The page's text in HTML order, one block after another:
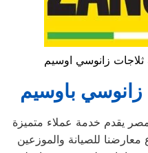
ثلاجات زانوسي اوسيم
باوسيم
يقدم خدمة عملاء متميزة
للصيانة والموزعين